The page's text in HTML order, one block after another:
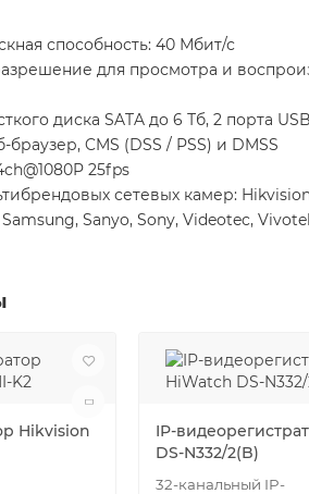
способность: 40 Мбит/с
для просмотра и
диска SATA до 6 Тб, 2 порта USB
CMS (DSS / PSS) и DMSS
25fps
сетевых камер:
Sanyo, Sony, Videotec,
Hikvision
IP-
DS-N332/2(B)
32-канальный IP-